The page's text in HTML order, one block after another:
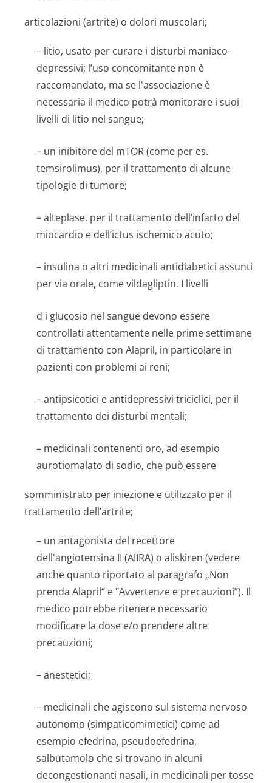
articolazioni (artrite) o dolori muscolari;
– litio, usato per curare i disturbi maniaco-
depressivi; l’uso concomitante non è
raccomandato, ma se l'associazione è
necessaria il medico potrà monitorare i suoi
livelli di litio nel sangue;
– un inibitore del mTOR (come per es.
temsirolimus), per il trattamento di alcune
tipologie di tumore;
– alteplase, per il trattamento dell’infarto del
miocardio e dell’ictus ischemico acuto;
– insulina o altri medicinali antidiabetici assunti
per via orale, come vildagliptin. I livelli
d i glucosio nel sangue devono essere
controllati attentamente nelle prime settimane
di trattamento con Alapril, in particolare in
pazienti con problemi ai reni;
– antipsicotici e antidepressivi triciclici, per il
trattamento dei disturbi mentali;
– medicinali contenenti oro, ad esempio
aurotiomalato di sodio, che può essere
somministrato per iniezione e utilizzato per il
trattamento dell’artrite;
– un antagonista del recettore
dell'angiotensina II (AIIRA) o aliskiren (vedere
anche quanto riportato al paragrafo „Non
prenda Alapril“ e "Avvertenze e precauzioni”). Il
medico potrebbe ritenere necessario
modificare la dose e/o prendere altre
precauzioni;
– anestetici;
– medicinali che agiscono sul sistema nervoso
autonomo (simpaticomimetici) come ad
esempio efedrina, pseudoefedrina,
salbutamolo che si trovano in alcuni
decongestionanti nasali, in medicinali per tosse